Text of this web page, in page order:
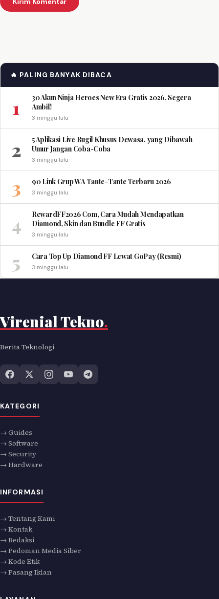
🔥 PALING BANYAK DIBACA
1
30 Akun Ninja Heroes New Era Gratis 2026, Segera
Ambil!
3 minggu lalu
2
5 Aplikasi Live Bugil Khusus Dewasa, yang Dibawah
Umur Jangan Coba-Coba
3 minggu lalu
3 90 Link Grup WA Tante-Tante Terbaru 2026
3 minggu lalu
4
RewardFF2026 Com, Cara Mudah Mendapatkan
Diamond, Skin dan Bundle FF Gratis
3 minggu lalu
5 Cara Top Up Diamond FF Lewat GoPay (Resmi)
3 minggu lalu
Virenial Tekno.
Berita Teknologi
KATEGORI
→ Guides
→ Software
→ Security
→ Hardware
INFORMASI
→ Tentang Kami
→ Kontak
→ Redaksi
→ Pedoman Media Siber
→ Kode Etik
→ Pasang Iklan